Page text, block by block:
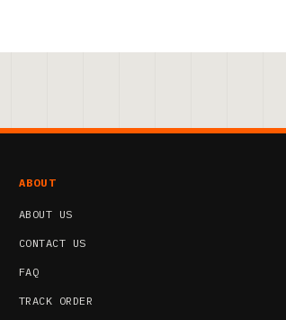
ABOUT
ABOUT US
CONTACT US
FAQ
TRACK ORDER